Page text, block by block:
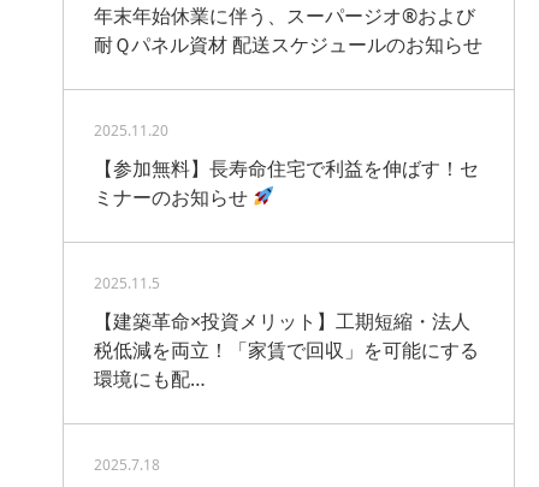
年末年始休業に伴う、スーパージオ®および
耐Ｑパネル資材 配送スケジュールのお知らせ
2025.11.20
【参加無料】長寿命住宅で利益を伸ばす！セ
ミナーのお知らせ
2025.11.5
【建築革命×投資メリット】工期短縮・法人
税低減を両立！「家賃で回収」を可能にする
環境にも配…
2025.7.18